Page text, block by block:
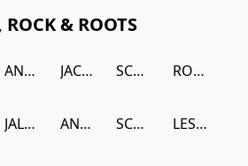
ROCK & ROOTS
ANGINE DE POITRINE JACK WHITE SCENE ROLLING STONES
JALEN NGONDA ANTOINE DOUGBÉ SCABS LES BELGICAINS